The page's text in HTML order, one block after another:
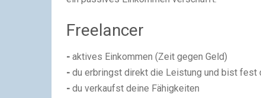
Freelancer
- aktives Einkommen (Zeit gegen Geld)
- du erbringst direkt die Leistung und bist fest
- du verkaufst deine Fähigkeiten